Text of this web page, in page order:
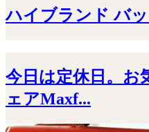
ハイブランド バ
今日は定休日。お
ェアMaxf...